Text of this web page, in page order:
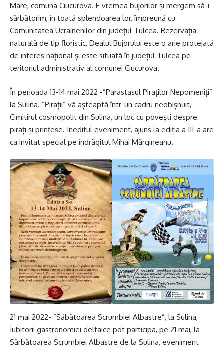
Mare, comuna Ciucurova. E vremea bujorilor și mergem să-i
sărbătorim, în toată splendoarea lor, împreună cu
Comunitatea Ucrainenilor din județul Tulcea. Rezervația
naturală de tip floristic, Dealul Bujorului este o arie protejată
de interes național și este situată în județul Tulcea pe
teritoriul administrativ al comunei Ciucurova.
În perioada 13-14 mai 2022 -”Parastasul Piraților Nepomeniți”
la Sulina. ”Pirații” vă așteaptă într-un cadru neobișnuit,
Cimitirul cosmopolit din Sulina, un loc cu povești despre
pirați și prințese. Ineditul eveniment, ajuns la ediția a III-a are
ca invitat special pe îndrăgitul Mihai Mărgineanu.
21 mai 2022- ”Săbătoarea Scrumbiei Albastre”, la Sulina,
Iubitorii gastronomiei deltaice pot participa, pe 21 mai, la
Sărbătoarea Scrumbiei Albastre de la Sulina, eveniment